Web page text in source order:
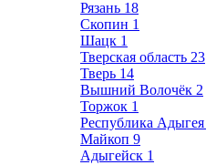
Рязань 18
Скопин 1
Шацк 1
Тверская область 23
Тверь 14
Вышний Волочёк 2
Торжок 1
Республика Адыгея
Майкоп 9
Адыгейск 1